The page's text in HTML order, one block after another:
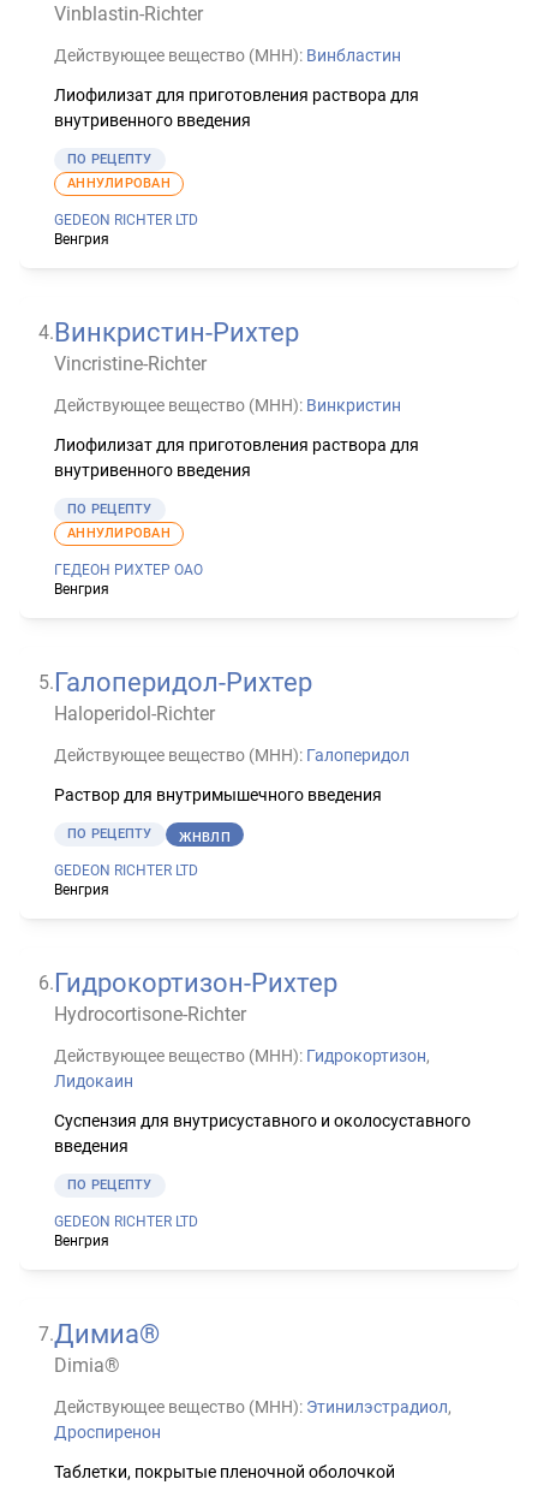
Vinblastin-Richter
Действующее вещество (МНН): Винбластин
Лиофилизат для приготовления раствора для
внутривенного введения
ПО РЕЦЕПТУ
GEDEON RICHTER LTD
Венгрия
АННУЛИРОВАН
4.Винкристин-Рихтер
Vincristine-Richter
Действующее вещество (МНН): Винкристин
Лиофилизат для приготовления раствора для
внутривенного введения
ПО РЕЦЕПТУ
ГЕДЕОН РИХТЕР ОАО
Венгрия
АННУЛИРОВАН
5.Галоперидол-Рихтер
Haloperidol-Richter
Действующее вещество (МНН): Галоперидол
Раствор для внутримышечного введения
ПО РЕЦЕПТУ ЖНВЛП
GEDEON RICHTER LTD
Венгрия
6.Гидрокортизон-Рихтер
Hydrocortisone-Richter
Действующее вещество (МНН): Гидрокортизон,
Лидокаин
Суспензия для внутрисуставного и околосуставного
введения
ПО РЕЦЕПТУ
GEDEON RICHTER LTD
Венгрия
7.Димиа®
Dimia®
Действующее вещество (МНН): Этинилэстрадиол,
Дроспиренон
Таблетки, покрытые пленочной оболочкой